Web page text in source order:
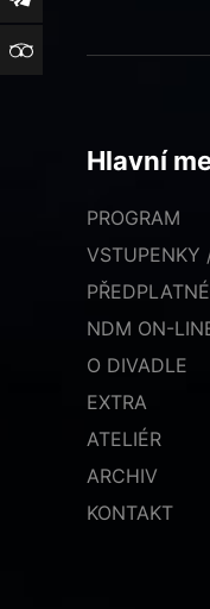
TripAdvisor
Hlavní
PROGRAM
VSTUPENKY
PŘEDPLATNÉ
NDM ON-
O DIVADLE
EXTRA
ATELIÉR
ARCHIV
KONTAKT